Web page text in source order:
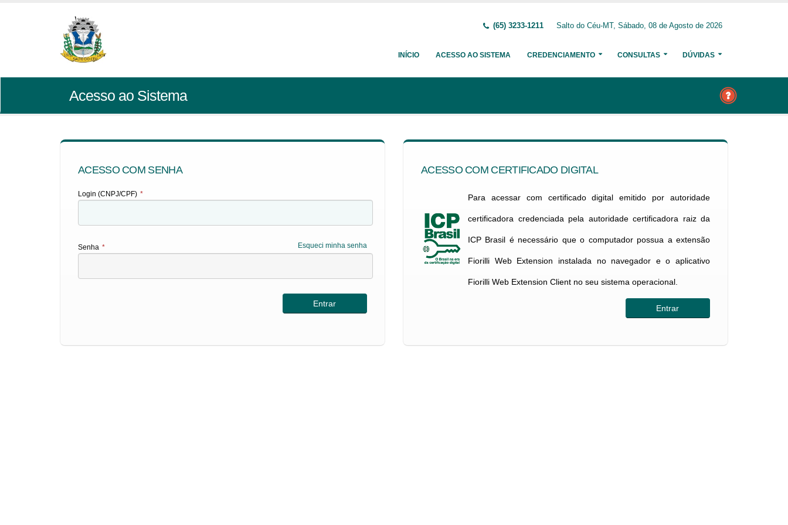
(65) 3233-1211 Salto do Céu-MT, Sábado, 08 de Agosto de 2026
INÍCIO ACESSO AO SISTEMA CREDENCIAMENTO CONSULTAS DÚVIDAS
Acesso ao Sistema
ACESSO COM SENHA
Login (CNPJ/CPF) *
Esqueci minha senha
Senha *
ACESSO COM CERTIFICADO DIGITAL
Para acessar com certificado digital emitido por autoridade
certificadora credenciada pela autoridade certificadora raiz da
ICP Brasil é necessário que o computador possua a extensão
Fiorilli Web Extension instalada no navegador e o aplicativo
Fiorilli Web Extension Client no seu sistema operacional.